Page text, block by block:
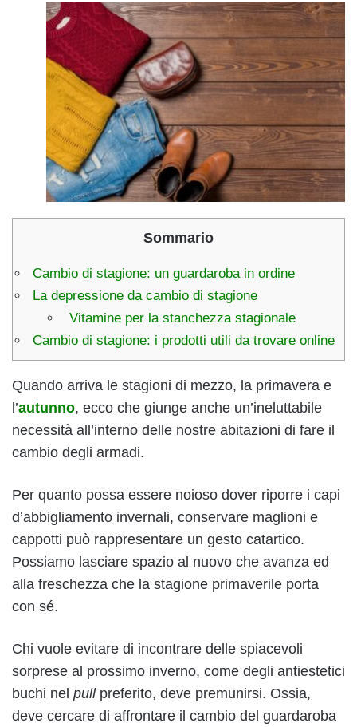
Sommario
Cambio di stagione: un guardaroba in ordine
La depressione da cambio di stagione
Vitamine per la stanchezza stagionale
Cambio di stagione: i prodotti utili da trovare online
Quando arriva le stagioni di mezzo, la primavera e
l’autunno, ecco che giunge anche un’ineluttabile
necessità all’interno delle nostre abitazioni di fare il
cambio degli armadi.
Per quanto possa essere noioso dover riporre i capi
d’abbigliamento invernali, conservare maglioni e
cappotti può rappresentare un gesto catartico.
Possiamo lasciare spazio al nuovo che avanza ed
alla freschezza che la stagione primaverile porta
con sé.
Chi vuole evitare di incontrare delle spiacevoli
sorprese al prossimo inverno, come degli antiestetici
buchi nel pullpreferito, deve premunirsi. Ossia,
deve cercare di affrontare il cambio del guardaroba